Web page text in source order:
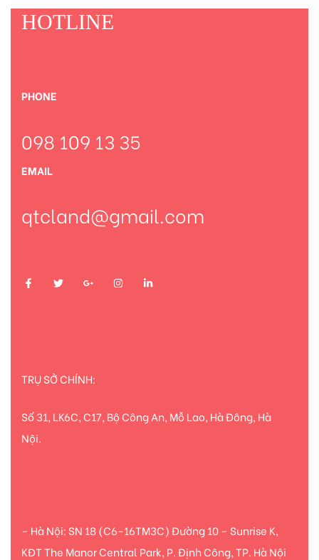
HOTLINE
PHONE
098 109 13 35
EMAIL
qtcland@gmail.com
TRỤ SỞ CHÍNH:
Số 31, LK6C, C17, Bộ Công An, Mỗ Lao, Hà Đông, Hà
Nội.
– Hà Nội: SN 18 (C6-16TM3C) Đường 10 – Sunrise K,
KĐT The Manor Central Park, P. Định Công, TP. Hà Nội